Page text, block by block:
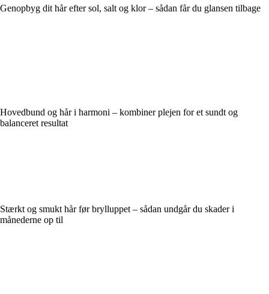
Genopbyg dit hår efter sol, salt og klor – sådan får du glansen tilbage
Hovedbund og hår i harmoni – kombiner plejen for et sundt og
balanceret resultat
Stærkt og smukt hår før brylluppet – sådan undgår du skader i
månederne op til